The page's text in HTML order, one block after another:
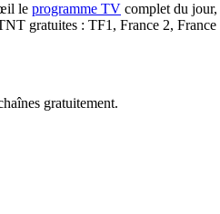
le programme TV complet du jour,
gratuites : TF1, France 2,
gratuitement.